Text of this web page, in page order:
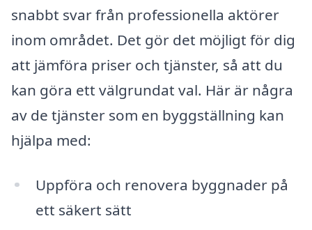
snabbt svar från professionella aktörer
inom området. Det gör det möjligt för dig
att jämföra priser och tjänster, så att du
kan göra ett välgrundat val. Här är några
av de tjänster som en byggställning kan
hjälpa med:
Uppföra och renovera byggnader på
ett säkert sätt